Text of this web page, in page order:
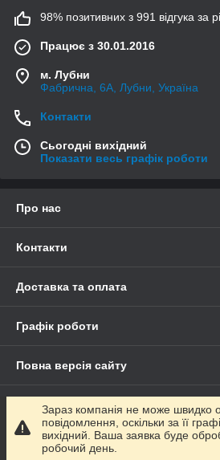
98% позитивних з 991 відгука за
Працює з 30.01.2016
м. Лубни
Фабрична, 6А, Лубни, Україна
Контакти
Сьогодні вихідний
Показати весь графік роботи
Про нас
Контакти
Доставка та оплата
Графік роботи
Повна версія сайту
Сайт створено на маркетплейсі
Політика конфіденційності
Зараз компанія не може швидко
повідомлення, оскільки за її
вихідний. Ваша заявка буде
робочий день.